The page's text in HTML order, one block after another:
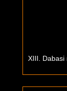
XIII. Dabasi